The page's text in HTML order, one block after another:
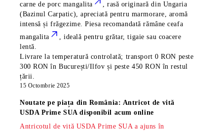
carne de porc mangalita
, rasă originară din Ungaria
(Bazinul Carpatic), apreciată pentru marmorare, aromă
intensă și frăgezime. Piesa recomandată rămâneceafa
mangalita
, ideală pentru grătar, tigaie sau coacere
lentă.
Livrare la temperatură controlată; transport 0 RON peste
300 RON în București/Ilfov și peste 450 RON în restul
țării.
15 Octombrie 2025
Noutate pe piața din România: Antricot de vită
USDA Prime SUA disponibil acum online
Antricotul de vită USDA Prime SUA a ajuns în